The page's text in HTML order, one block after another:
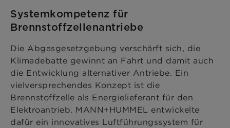
Systemkompetenz für
Brennstoffzellenantriebe
Die Abgasgesetzgebung verschärft sich, die
Klimadebatte gewinnt an Fahrt und damit auch
die Entwicklung alternativer Antriebe. Ein
vielversprechendes Konzept ist die
Brennstoffzelle als Energielieferant für den
Elektroantrieb. MANN+HUMMEL entwickelte
dafür ein innovatives Luftführungssystem für